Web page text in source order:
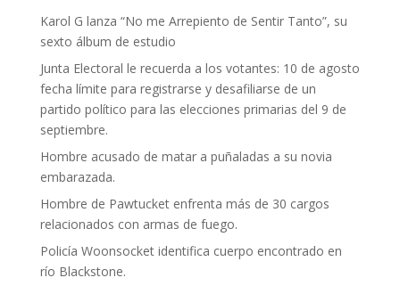
Karol G lanza “No me Arrepiento de Sentir Tanto”, su
sexto álbum de estudio
Junta Electoral le recuerda a los votantes: 10 de agosto
fecha límite para registrarse y desafiliarse de un
partido político para las elecciones primarias del 9 de
septiembre.
Hombre acusado de matar a puñaladas a su novia
embarazada.
Hombre de Pawtucket enfrenta más de 30 cargos
relacionados con armas de fuego.
Policía Woonsocket identifica cuerpo encontrado en
río Blackstone.